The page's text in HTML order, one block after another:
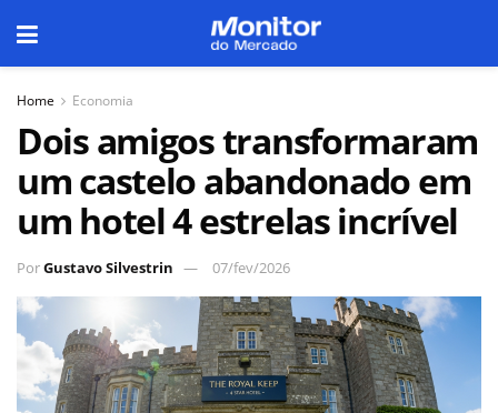
Home Economia
Dois amigos transformaram
um castelo abandonado em
um hotel 4 estrelas incrível
PorGustavo Silvestrin 07/fev/2026